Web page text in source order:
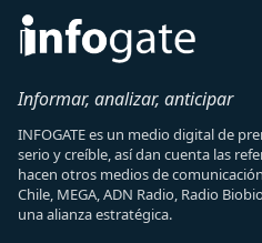
Informar, analizar, anticipar
INFOGATE es un medio digital de
serio y creíble, así dan cuenta las
hacen otros medios de
Chile, MEGA, ADN Radio, Radio
una alianza estratégica.